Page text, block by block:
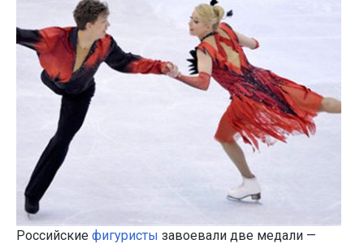
Российские фигуристы завоевали две медали —